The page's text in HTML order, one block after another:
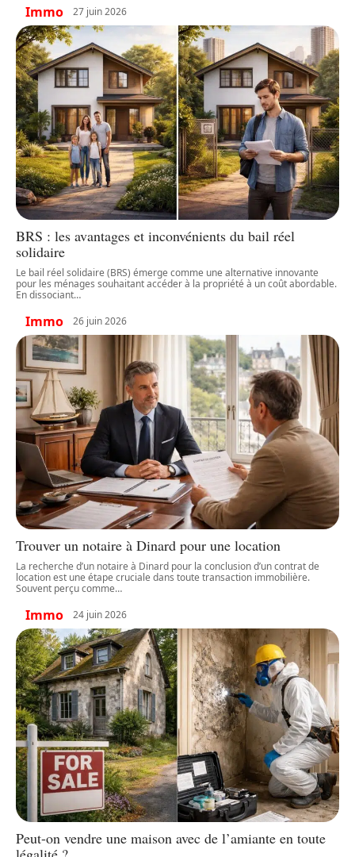
Immo 27 juin 2026
BRS : les avantages et inconvénients du bail réel
solidaire
Le bail réel solidaire (BRS) émerge comme une alternative innovante
pour les ménages souhaitant accéder à la propriété à un coût abordable.
En dissociant…
Immo 26 juin 2026
Trouver un notaire à Dinard pour une location
La recherche d’un notaire à Dinard pour la conclusion d’un contrat de
location est une étape cruciale dans toute transaction immobilière.
Souvent perçu comme…
Immo 24 juin 2026
Peut-on vendre une maison avec de l’amiante en toute